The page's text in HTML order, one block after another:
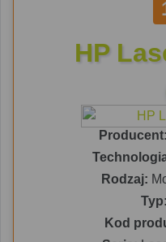
HP
Producent:
Rodzaj:
Typ:
Kod